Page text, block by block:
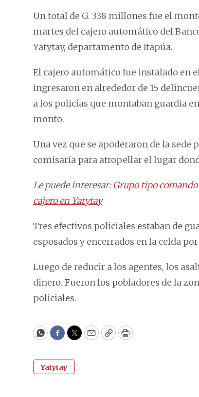
Un total de G. 338 millones fue el
martes del cajero automático del
Yatytay, departamento de Itapúa.
El cajero automático fue instalado en
ingresaron en alrededor de 15
a los policías que montaban guardia
monto.
Una vez que se apoderaron de la
comisaría para atropellar el lugar
Le puede interesar:Grupo tipo
cajero en Yatytay
Tres efectivos policiales estaban de
esposados y encerrados en la celda
Luego de reducir a los agentes, los
dinero. Fueron los pobladores de la
policiales.
WhatsApp
Facebook
Twitter
EmailCopyPrint
Yatytay